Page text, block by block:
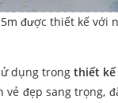
được thiết kế với
dụng trong thiết kế
đẹp sang trọng,